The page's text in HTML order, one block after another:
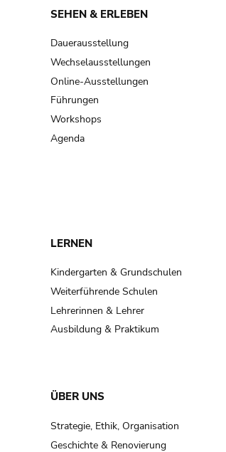
SEHEN & ERLEBEN
Dauerausstellung
Wechselausstellungen
Online-Ausstellungen
Führungen
Workshops
Agenda
LERNEN
Kindergarten & Grundschulen
Weiterführende Schulen
Lehrerinnen & Lehrer
Ausbildung & Praktikum
ÜBER UNS
Strategie, Ethik, Organisation
Geschichte & Renovierung